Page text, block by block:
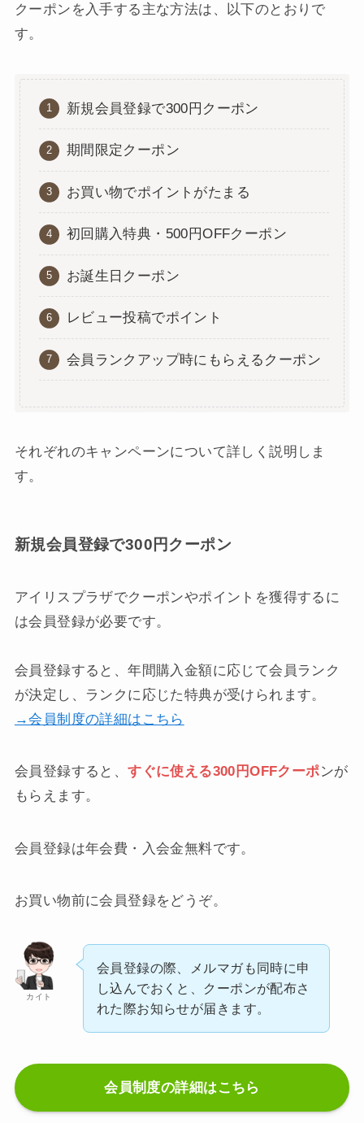
クーポンを入手する主な方法は、以下のとおりで
す。
新規会員登録で300円クーポン
期間限定クーポン
お買い物でポイントがたまる
初回購入特典・500円OFFクーポン
お誕生日クーポン
レビュー投稿でポイント
会員ランクアップ時にもらえるクーポン
それぞれのキャンペーンについて詳しく説明しま
す。
新規会員登録で300円クーポン
アイリスプラザでクーポンやポイントを獲得するに
は会員登録が必要です。
会員登録すると、年間購入金額に応じて会員ランク
が決定し、ランクに応じた特典が受けられます。
→会員制度の詳細はこちら
会員登録すると、すぐに使える300円OFFクーポンが
もらえます。
会員登録は年会費・入会金無料です。
お買い物前に会員登録をどうぞ。
カイト
会員登録の際、メルマガも同時に申
し込んでおくと、クーポンが配布さ
れた際お知らせが届きます。
会員制度の詳細はこちら